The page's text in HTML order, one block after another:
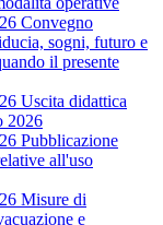
Convegno
sogni, futuro e
il presente
Uscita didattica
2026
Pubblicazione
all'uso
Misure di
e